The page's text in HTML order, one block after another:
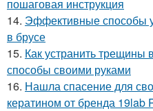
пошаговая инструкция
14. Эффективные способы
в брусе
15. Как устранить трещины
способы своими руками
16. Нашла спасение для
кератином от бренда 19lab